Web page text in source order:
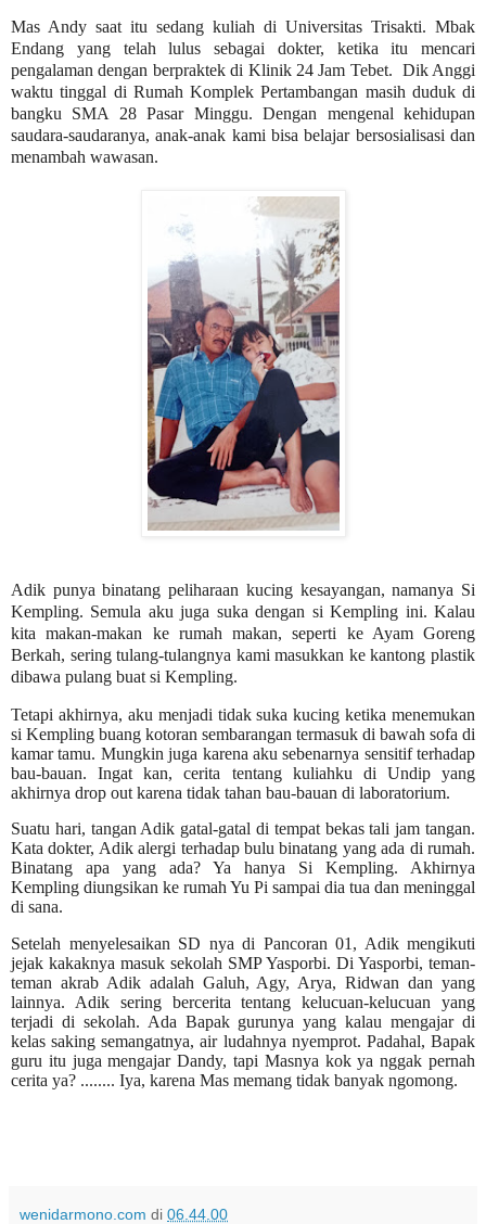
Mas Andy saat itu sedang kuliah di Universitas Trisakti. Mbak
Endang yang telah lulus sebagai dokter, ketika itu mencari
pengalaman dengan berpraktek di Klinik 24 Jam Tebet. Dik Anggi
waktu tinggal di Rumah Komplek Pertambangan masih duduk di
bangku SMA 28 Pasar Minggu. Dengan mengenal kehidupan
saudara-saudaranya, anak-anak kami bisa belajar bersosialisasi dan
menambah wawasan.
Adik punya binatang peliharaan kucing kesayangan, namanya Si
Kempling. Semula aku juga suka dengan si Kempling ini. Kalau
kita makan-makan ke rumah makan, seperti ke Ayam Goreng
Berkah, sering tulang-tulangnya kami masukkan ke kantong plastik
dibawa pulang buat si Kempling.
Tetapi akhirnya, aku menjadi tidak suka kucing ketika menemukan
si Kempling buang kotoran sembarangan termasuk di bawah sofa di
kamar tamu. Mungkin juga karena aku sebenarnya sensitif terhadap
bau-bauan. Ingat kan, cerita tentang kuliahku di Undip yang
akhirnya drop out karena tidak tahan bau-bauan di laboratorium.
Suatu hari, tangan Adik gatal-gatal di tempat bekas tali jam tangan.
Kata dokter, Adik alergi terhadap bulu binatang yang ada di rumah.
Binatang apa yang ada? Ya hanya Si Kempling. Akhirnya
Kempling diungsikan ke rumah Yu Pi sampai dia tua dan meninggal
di sana.
Setelah menyelesaikan SD nya di Pancoran 01, Adik mengikuti
jejak kakaknya masuk sekolah SMP Yasporbi. Di Yasporbi, teman-
teman akrab Adik adalah Galuh, Agy, Arya, Ridwan dan yang
lainnya. Adik sering bercerita tentang kelucuan-kelucuan yang
terjadi di sekolah. Ada Bapak gurunya yang kalau mengajar di
kelas saking semangatnya, air ludahnya nyemprot. Padahal, Bapak
guru itu juga mengajar Dandy, tapi Masnya kok ya nggak pernah
cerita ya? ........ Iya, karena Mas memang tidak banyak ngomong.
wenidarmono.com di 06.44.00